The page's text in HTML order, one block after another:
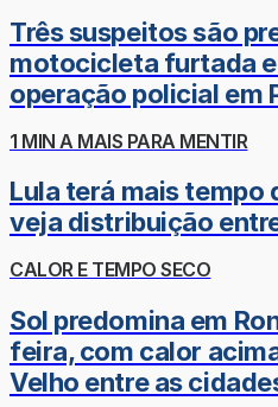
Três suspeitos são
motocicleta furtada
operação policial em
1 MIN A MAIS PARA MENTIR
Lula terá mais tempo
veja distribuição
CALOR E TEMPO SECO
Sol predomina em
feira, com calor
Velho entre as